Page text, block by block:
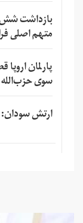
بازداشت
متهم اصلی
پارلمان
سوی
ارتش سودان: